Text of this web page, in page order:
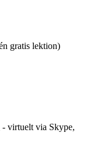
gratis lektion)
virtuelt via Skype,